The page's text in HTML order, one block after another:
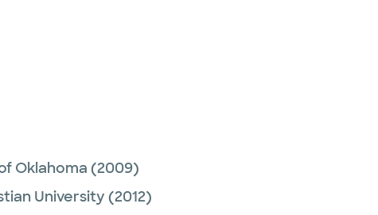
Oklahoma (2009)
University (2012)